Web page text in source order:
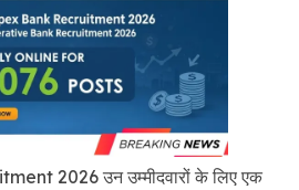
2026 उन उम्मीदवारों के लिए एक